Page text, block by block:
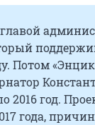
Потом
2016 год.
года,